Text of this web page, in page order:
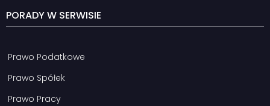
PORADY W SERWISIE
Prawo Podatkowe
Prawo Spółek
Prawo Pracy